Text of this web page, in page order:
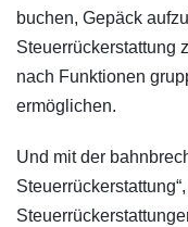
buchen, Gepäck
Steuerrückerstattung
nach Funktionen
ermöglichen.
Und mit der